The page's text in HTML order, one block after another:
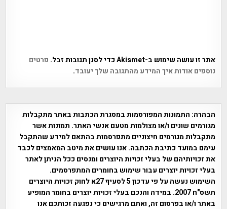
אתר זו עושה שימוש ב-Akismet כדי לסנן תגובות זבל.
פרטים
נוספים אודות איך המידע מהתגובה שלך יעובד.
הבהרה: התמונות המפורסמות במסגרת הכתבות באתר מתקבלות
מגורמים שונים ו/או מצולמות מטעם אנשי האתר. תמונות אשר
מתקבלות מגורמים חיצוניים מתפרסמות בהתאם למידע שהתקבל
עימם במועד כתיבת הכתבה. אנו עושים את מיטב המאמצים לכבד
את זכויותיהם של בעלי זכויות היוצרים ומנסים ככל הניתן לאתר
בעלי זכויות יוצרים עבור שימוש בחומרים המתפרסמים.
השימוש נעשה על פי עדכון 5 לסעיף 27א לחוק זכויות היוצרים
תשס"ח 2007. במידה והנכם בעלי זכויות יוצרים בחומר המופיע
באתר ו/או בפרסום זה, ואתם מרגישים כי נפגעה זכותכם אנו